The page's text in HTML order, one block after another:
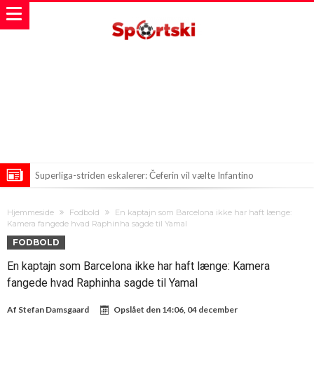
Superliga-striden eskalerer: Čeferin vil vælte Infantino
Stjerne i Real Madrid ønsker forandring: “Jeg vil væk fra klubben”
Hjemmeside Fodbold
En kaptajn som Barcelona ikke har haft længe:
Kamera fangede hvad Raphinha sagde til Yamal
FODBOLD
En kaptajn som Barcelona ikke har haft længe: Kamera
fangede hvad Raphinha sagde til Yamal
Af Stefan Damsgaard Opslået den 14:06, 04 december